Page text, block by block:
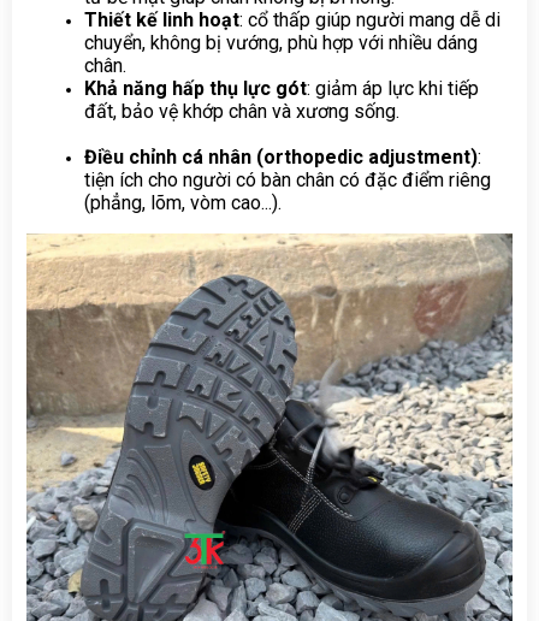
Thiết kế linh hoạt: cổ thấp giúp người mang dễ di
chuyển, không bị vướng, phù hợp với nhiều dáng
chân.
Khả năng hấp thụ lực gót: giảm áp lực khi tiếp
đất, bảo vệ khớp chân và xương sống.
Điều chỉnh cá nhân (orthopedic adjustment):
tiện ích cho người có bàn chân có đặc điểm riêng
(phẳng, lõm, vòm cao...).